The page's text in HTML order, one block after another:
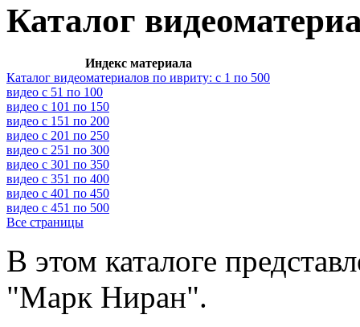
Каталог
Индекс материала
Каталог видеоматериалов по ивриту: с 1 по 500
видео с 51 по 100
видео с 101 по 150
видео с 151 по 200
видео с 201 по 250
видео с 251 по 300
видео с 301 по 350
видео с 351 по 400
видео с 401 по 450
видео с 451 по 500
Все страницы
В этом каталоге
"Марк Ниран".